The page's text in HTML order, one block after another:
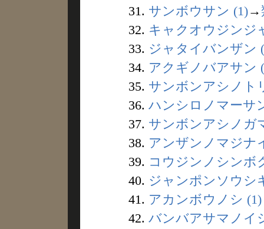
31. サンボウサン (1)→
32. キャクオウジンジ
33. ジャタイバンザン
34. アクギノバアサン
35. サンボンアシノト
36. ハンシロノマーサ
37. サンボンアシノガ
38. アンザンノマジナ
39. コウジンノシンボ
40. ジャンポンソウシ
41. アカンボウノシ (1)
42. バンバアサマノイ